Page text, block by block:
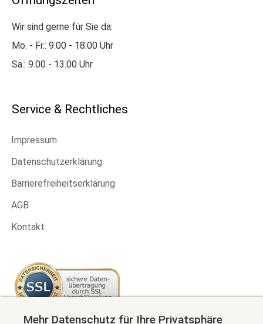
Wir sind gerne für Sie da:
Mo. - Fr.: 9.00 - 18.00 Uhr
Sa.: 9.00 - 13.00 Uhr
Service & Rechtliches
Impressum
Datenschutzerklärung
Barrierefreiheitserklärung
AGB
Kontakt
Mehr Datenschutz für Ihre Privatsphäre